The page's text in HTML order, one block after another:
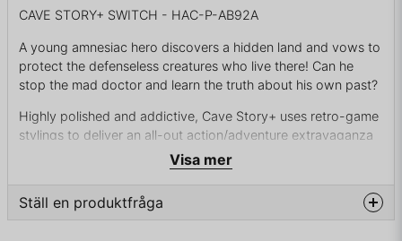
CAVE STORY+ SWITCH - HAC-P-AB92A
A young amnesiac hero discovers a hidden land and vows to
protect the defenseless creatures who live there! Can he
stop the mad doctor and learn the truth about his own past?
Highly polished and addictive, Cave Story+ uses retro-game
stylings to deliver an all-out action/adventure extravaganza
that’s both charming and deadly!
Super-challenging platform/shooter action...fantastic
weapons...colorful characters...deeply nuanced
storytelling...this is Cave Story+, your new favorite game!
Visa mer
Ställ en produktfråga